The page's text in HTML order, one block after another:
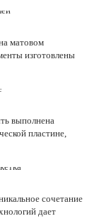
матовом
изготовлены
выполнена
пластине,
сочетание
дает